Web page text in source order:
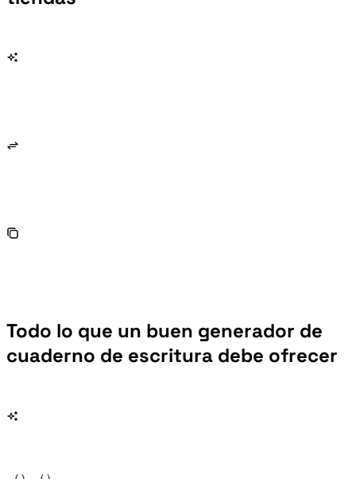
Todo lo que un buen generador de
cuaderno de escritura debe ofrecer